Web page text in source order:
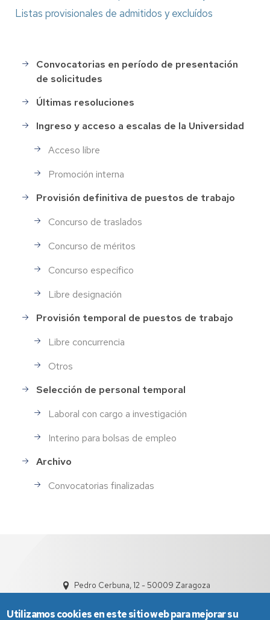
Listas provisionales de admitidos y excluídos
Selección
de
Personal
Convocatorias en período de presentación
de solicitudes
Últimas resoluciones
Ingreso y acceso a escalas de la Universidad
Acceso libre
Promoción interna
Provisión definitiva de puestos de trabajo
Concurso de traslados
Concurso de méritos
Concurso específico
Libre designación
Provisión temporal de puestos de trabajo
Libre concurrencia
Otros
Selección de personal temporal
Laboral con cargo a investigación
Interino para bolsas de empleo
Archivo
Convocatorias finalizadas
Pedro Cerbuna, 12 - 50009 Zaragoza
Utilizamos cookies en este sitio web para mejorar su